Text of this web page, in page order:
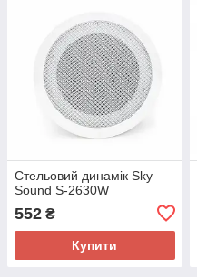
Стельовий динамік Sky
Sound S-2630W
552 ₴
Купити